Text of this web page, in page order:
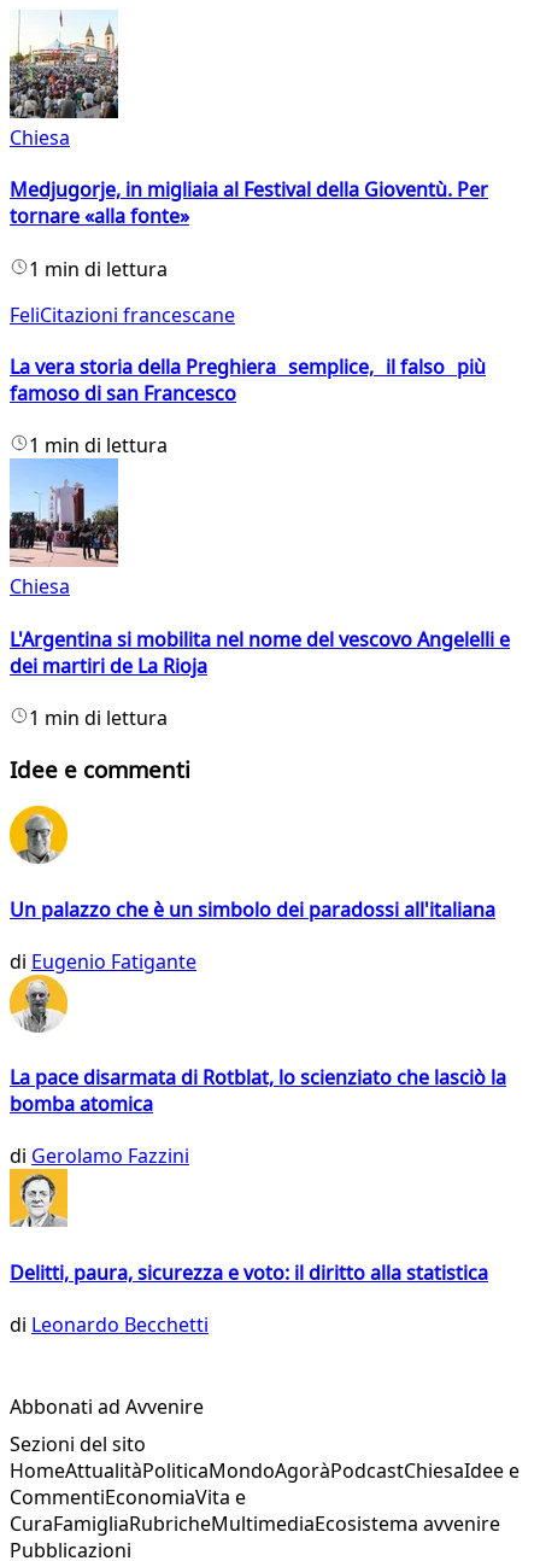
Chiesa
Medjugorje, in migliaia al Festival della Gioventù. Per
tornare «alla fonte»
1 min di lettura
FeliCitazioni francescane
La vera storia della Preghiera semplice, il falso più
famoso di san Francesco
1 min di lettura
Chiesa
L'Argentina si mobilita nel nome del vescovo Angelelli e
dei martiri de La Rioja
1 min di lettura
Idee e commenti
Un palazzo che è un simbolo dei paradossi all'italiana
di Eugenio Fatigante
La pace disarmata di Rotblat, lo scienziato che lasciò la
bomba atomica
di Gerolamo Fazzini
Delitti, paura, sicurezza e voto: il diritto alla statistica
di Leonardo Becchetti
Abbonati ad Avvenire
Sezioni del sito
HomeAttualitàPoliticaMondoAgoràPodcastChiesaIdee e
CommentiEconomiaVita e
CuraFamigliaRubricheMultimediaEcosistema avvenire
Pubblicazioni